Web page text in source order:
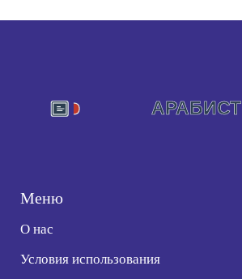
Меню
О нас
Условия использования